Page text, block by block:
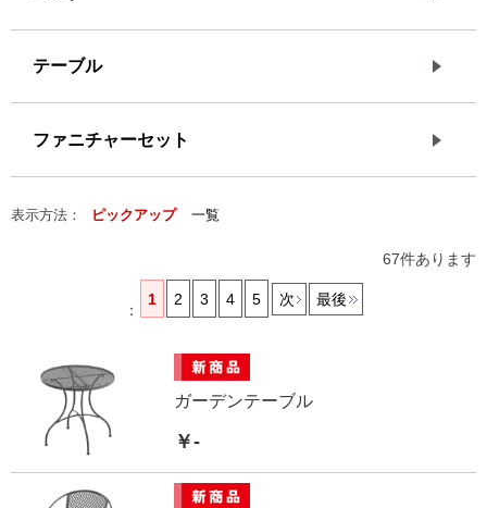
テーブル
ファニチャーセット
表示方法： ピックアップ 一覧
67件あります
：
1 2 3 4 5 次 最後
ガーデンテーブル
￥-